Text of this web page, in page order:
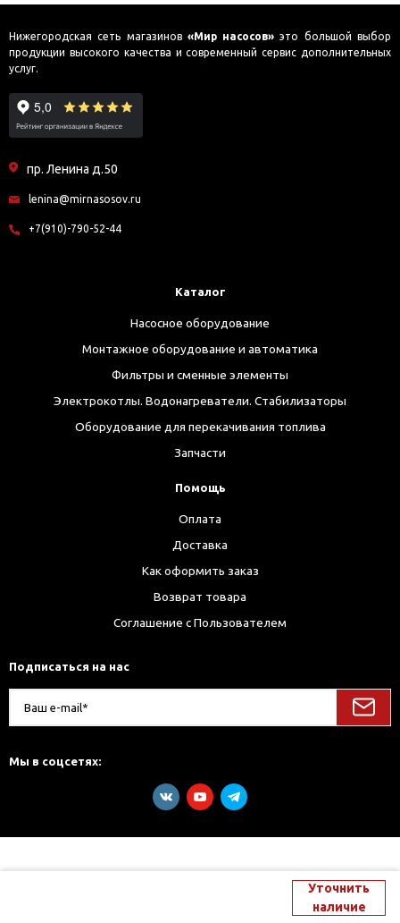
Уточнить
наличие
Нижегородская сеть магазинов «Мир насосов» это большой выбор
продукции высокого качества и современный сервис дополнительных
услуг.
пр. Ленина д.50
lenina@mirnasosov.ru
+7(910)-790-52-44
Каталог
Насосное оборудование
Монтажное оборудование и автоматика
Фильтры и сменные элементы
Электрокотлы. Водонагреватели. Стабилизаторы
Оборудование для перекачивания топлива
Запчасти
Помощь
Оплата
Доставка
Как оформить заказ
Возврат товара
Соглашение с Пользователем
Подписаться на нас
Мы в соцсетях: